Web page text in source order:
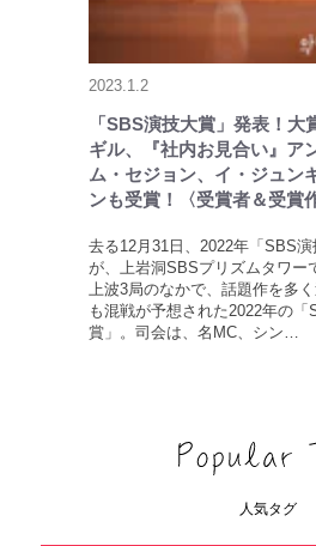
2023.1.2
「SBS演技大賞」発表！大
ギル、『社内お見合い』ア
ム・セジョン、イ・ジュン
ンも受賞！〈受賞者＆受賞
去る12月31日、2022年「SBS
が、上岩洞SBSプリズムタワ
上波3局のなかで、話題作を多
も混戦が予想された2022年の
賞」。司会は、名MC、シン…
人気タグ